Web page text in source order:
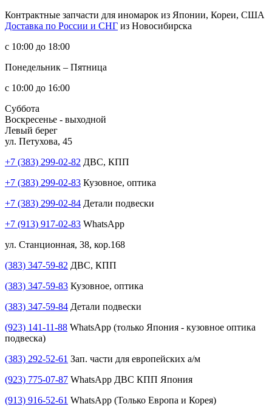
Контрактные запчасти для иномарок из Японии, Кореи, США
Доставка по России и СНГ из Новосибирска
с 10:00 до 18:00
Понедельник – Пятница
с 10:00 до 16:00
Суббота
Воскресенье - выходной
Левый берег
ул. Петухова, 45
+7 (383) 299-02-82 ДВС, КПП
+7 (383) 299-02-83 Кузовное, оптика
+7 (383) 299-02-84 Детали подвески
+7 (913) 917-02-83 WhatsApp
ул. Станционная, 38, кор.168
(383) 347-59-82 ДВС, КПП
(383) 347-59-83 Кузовное, оптика
(383) 347-59-84 Детали подвески
(923) 141-11-88 WhatsApp (только Япония - кузовное оптика
подвеска)
(383) 292-52-61 Зап. части для европейских а/м
(923) 775-07-87 WhatsApp ДВС КПП Япония
(913) 916-52-61 WhatsApp (Только Европа и Корея)